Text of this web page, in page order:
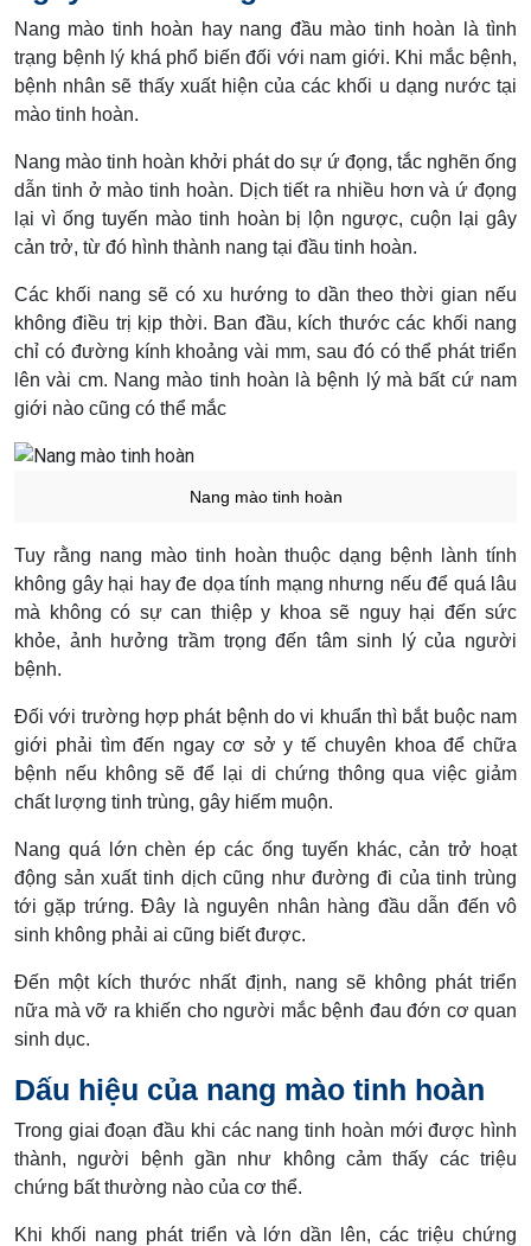
Nang mào tinh hoàn hay nang đầu mào tinh hoàn là tình
trạng bệnh lý khá phổ biến đối với nam giới. Khi mắc bệnh,
bệnh nhân sẽ thấy xuất hiện của các khối u dạng nước tại
mào tinh hoàn.
Nang mào tinh hoàn khởi phát do sự ứ đọng, tắc nghẽn ống
dẫn tinh ở mào tinh hoàn. Dịch tiết ra nhiều hơn và ứ đọng
lại vì ống tuyến mào tinh hoàn bị lộn ngược, cuộn lại gây
cản trở, từ đó hình thành nang tại đầu tinh hoàn.
Các khối nang sẽ có xu hướng to dần theo thời gian nếu
không điều trị kịp thời. Ban đầu, kích thước các khối nang
chỉ có đường kính khoảng vài mm, sau đó có thể phát triển
lên vài cm. Nang mào tinh hoàn là bệnh lý mà bất cứ nam
giới nào cũng có thể mắc
Nang mào tinh hoàn
Tuy rằng nang mào tinh hoàn thuộc dạng bệnh lành tính
không gây hại hay đe dọa tính mạng nhưng nếu để quá lâu
mà không có sự can thiệp y khoa sẽ nguy hại đến sức
khỏe, ảnh hưởng trầm trọng đến tâm sinh lý của người
bệnh.
Đối với trường hợp phát bệnh do vi khuẩn thì bắt buộc nam
giới phải tìm đến ngay cơ sở y tế chuyên khoa để chữa
bệnh nếu không sẽ để lại di chứng thông qua việc giảm
chất lượng tinh trùng, gây hiếm muộn.
Nang quá lớn chèn ép các ống tuyến khác, cản trở hoạt
động sản xuất tinh dịch cũng như đường đi của tinh trùng
tới gặp trứng. Đây là nguyên nhân hàng đầu dẫn đến vô
sinh không phải ai cũng biết được.
Đến một kích thước nhất định, nang sẽ không phát triển
nữa mà vỡ ra khiến cho người mắc bệnh đau đớn cơ quan
sinh dục.
Dấu hiệu của nang mào tinh hoàn
Trong giai đoạn đầu khi các nang tinh hoàn mới được hình
thành, người bệnh gần như không cảm thấy các triệu
chứng bất thường nào của cơ thể.
Khi khối nang phát triển và lớn dần lên, các triệu chứng